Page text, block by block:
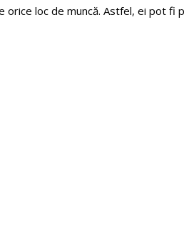
orice loc de muncă. Astfel, ei pot fi